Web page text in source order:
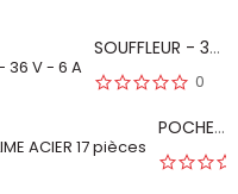
SOUFFLEUR - 36 V - 6 A
0
POCHETTE LIME ACIER 17 pièces